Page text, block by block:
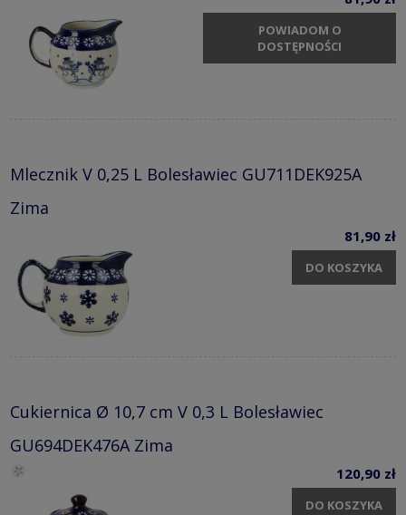
POWIADOM O
DOSTĘPNOŚCI
Mlecznik V 0,25 L Bolesławiec GU711DEK925A
Zima
81,90 zł
DO KOSZYKA
Cukiernica Ø 10,7 cm V 0,3 L Bolesławiec
GU694DEK476A Zima
120,90 zł
DO KOSZYKA